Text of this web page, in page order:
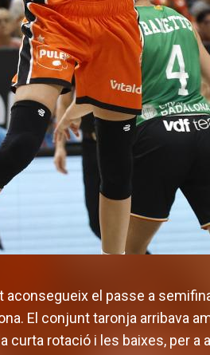
aconsegueix el passe a
El conjunt taronja arribava
curta rotació i les baixes, per